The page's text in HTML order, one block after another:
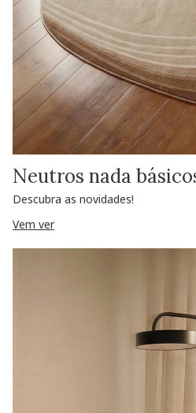
Neutros nada
Descubra as novidades!
Vem ver